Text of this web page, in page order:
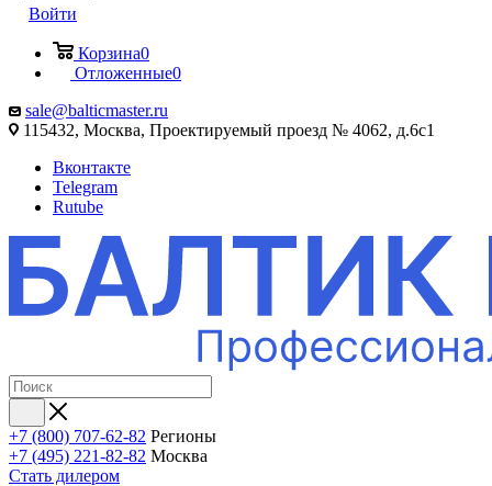
Войти
Корзина0
Отложенные0
sale@balticmaster.ru
115432, Москва, Проектируемый проезд № 4062, д.6с1
Вконтакте
Telegram
Rutube
+7 (800) 707-62-82 Регионы
+7 (495) 221-82-82 Москва
Стать дилером